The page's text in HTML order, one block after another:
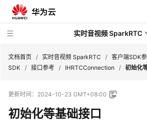
实时音视频 SparkRTC
新
动
态
文档首页 / 实时音视频 SparkRTC / 客户端SDK
SDK / 接口参考 / IHRTCConnection / 初始化
更新时间： 2024-10-23 GMT+08:00
初始化等基础接口